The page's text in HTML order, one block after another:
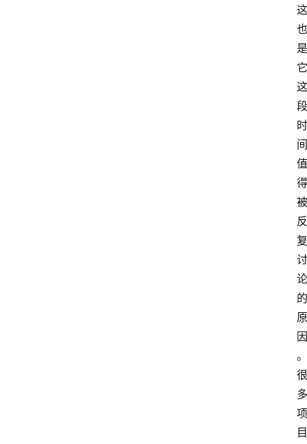
这
也
是
它
这
段
时
间
值
得
被
反
复
讨
论
的
原
因
。
很
多
项
目